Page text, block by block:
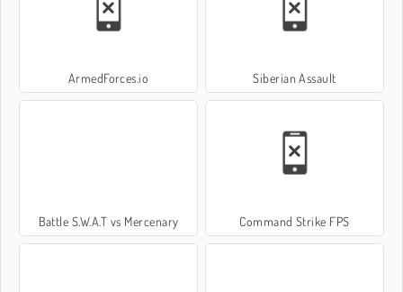
ArmedForces.io Siberian Assault
Battle S.W.A.T vs Mercenary Command Strike FPS